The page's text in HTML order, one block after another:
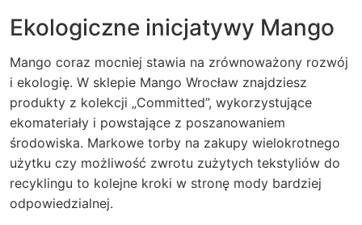
Ekologiczne inicjatywy Mango
Mango coraz mocniej stawia na zrównoważony rozwój
i ekologię. W sklepie Mango Wrocław znajdziesz
produkty z kolekcji „Committed”, wykorzystujące
ekomateriały i powstające z poszanowaniem
środowiska. Markowe torby na zakupy wielokrotnego
użytku czy możliwość zwrotu zużytych tekstyliów do
recyklingu to kolejne kroki w stronę mody bardziej
odpowiedzialnej.